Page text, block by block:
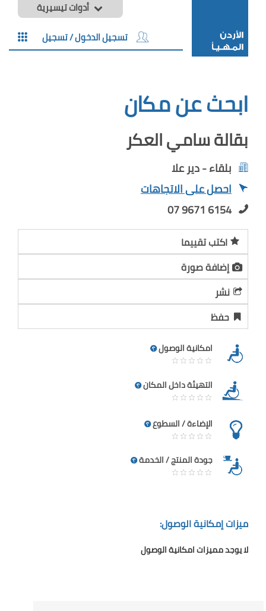
أدوات تيسيرية
تسجيل الدخول / تسجيل
ابحث عن مكان
بقالة سامي العكر
بلقاء - دير علا
احصل على الاتجاهات
07 9671 6154
اكتب تقييما
إضافة صورة
نشر
حفظ
امكانية الوصول
التهيئة داخل المكان
الإضاءة / السطوع
جودة المنتج / الخدمة
ميزات إمكانية الوصول:
لا يوجد مميزات امكانية الوصول